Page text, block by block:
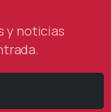
y noticias